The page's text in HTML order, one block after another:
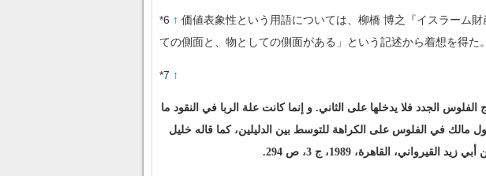
*6 ↑ 価値表象性という用語については、柳橋 博之『イスラーム
ての側面と、物としての側面がある」という記述から着想を得た。
*7 ↑
الجدد فلا يدخلها على الثاني. و إنما كانت علة الربا في النقود ما
قول مالك في الفلوس على الكراهة للتوسط بين الدليلين، كما قاله خليل
القاهرة، 1989، ج 3، ص 294.